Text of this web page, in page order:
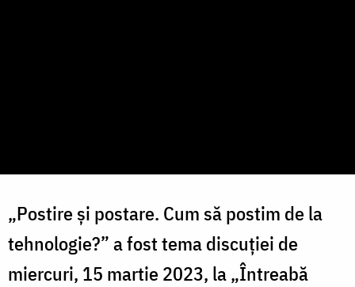
„Postire și postare. Cum să postim de la
tehnologie?” a fost tema discuției de
miercuri, 15 martie 2023, la „Întreabă